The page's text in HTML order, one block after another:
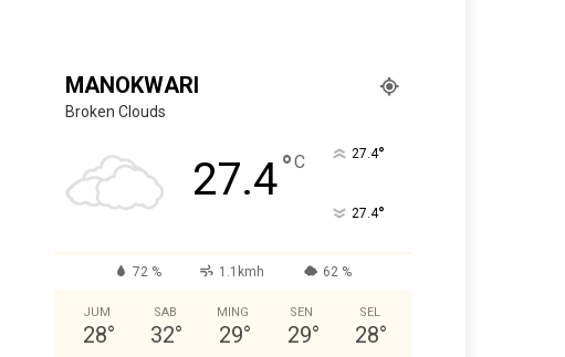
MANOKWARI
Broken Clouds
27.4°C 27.4°
27.4°
72 % 1.1kmh 62 %
JUM
28°
SAB
32°
MING
29°
SEN
29°
SEL
28°